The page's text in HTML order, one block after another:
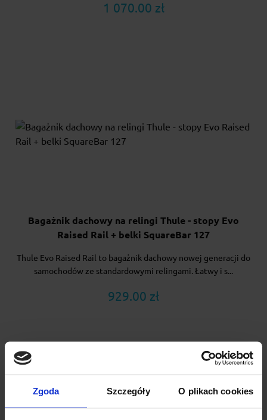
Zgoda Szczegóły O plikach cookies
1 070.00 zł
Bagażnik dachowy na relingi Thule - stopy Evo
Raised Rail + belki SquareBar 127
Thule Evo Raised Rail to bagażnik dachowy nowej generacji do
samochodów ze standardowymi relingami. Łatwy i s...
929.00 zł